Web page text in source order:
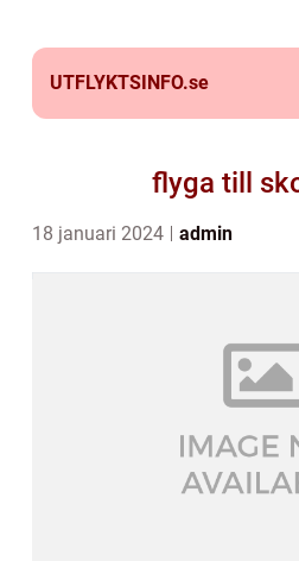
UTFLYKTSINFO.se
flyga till
18 januari 2024 admin